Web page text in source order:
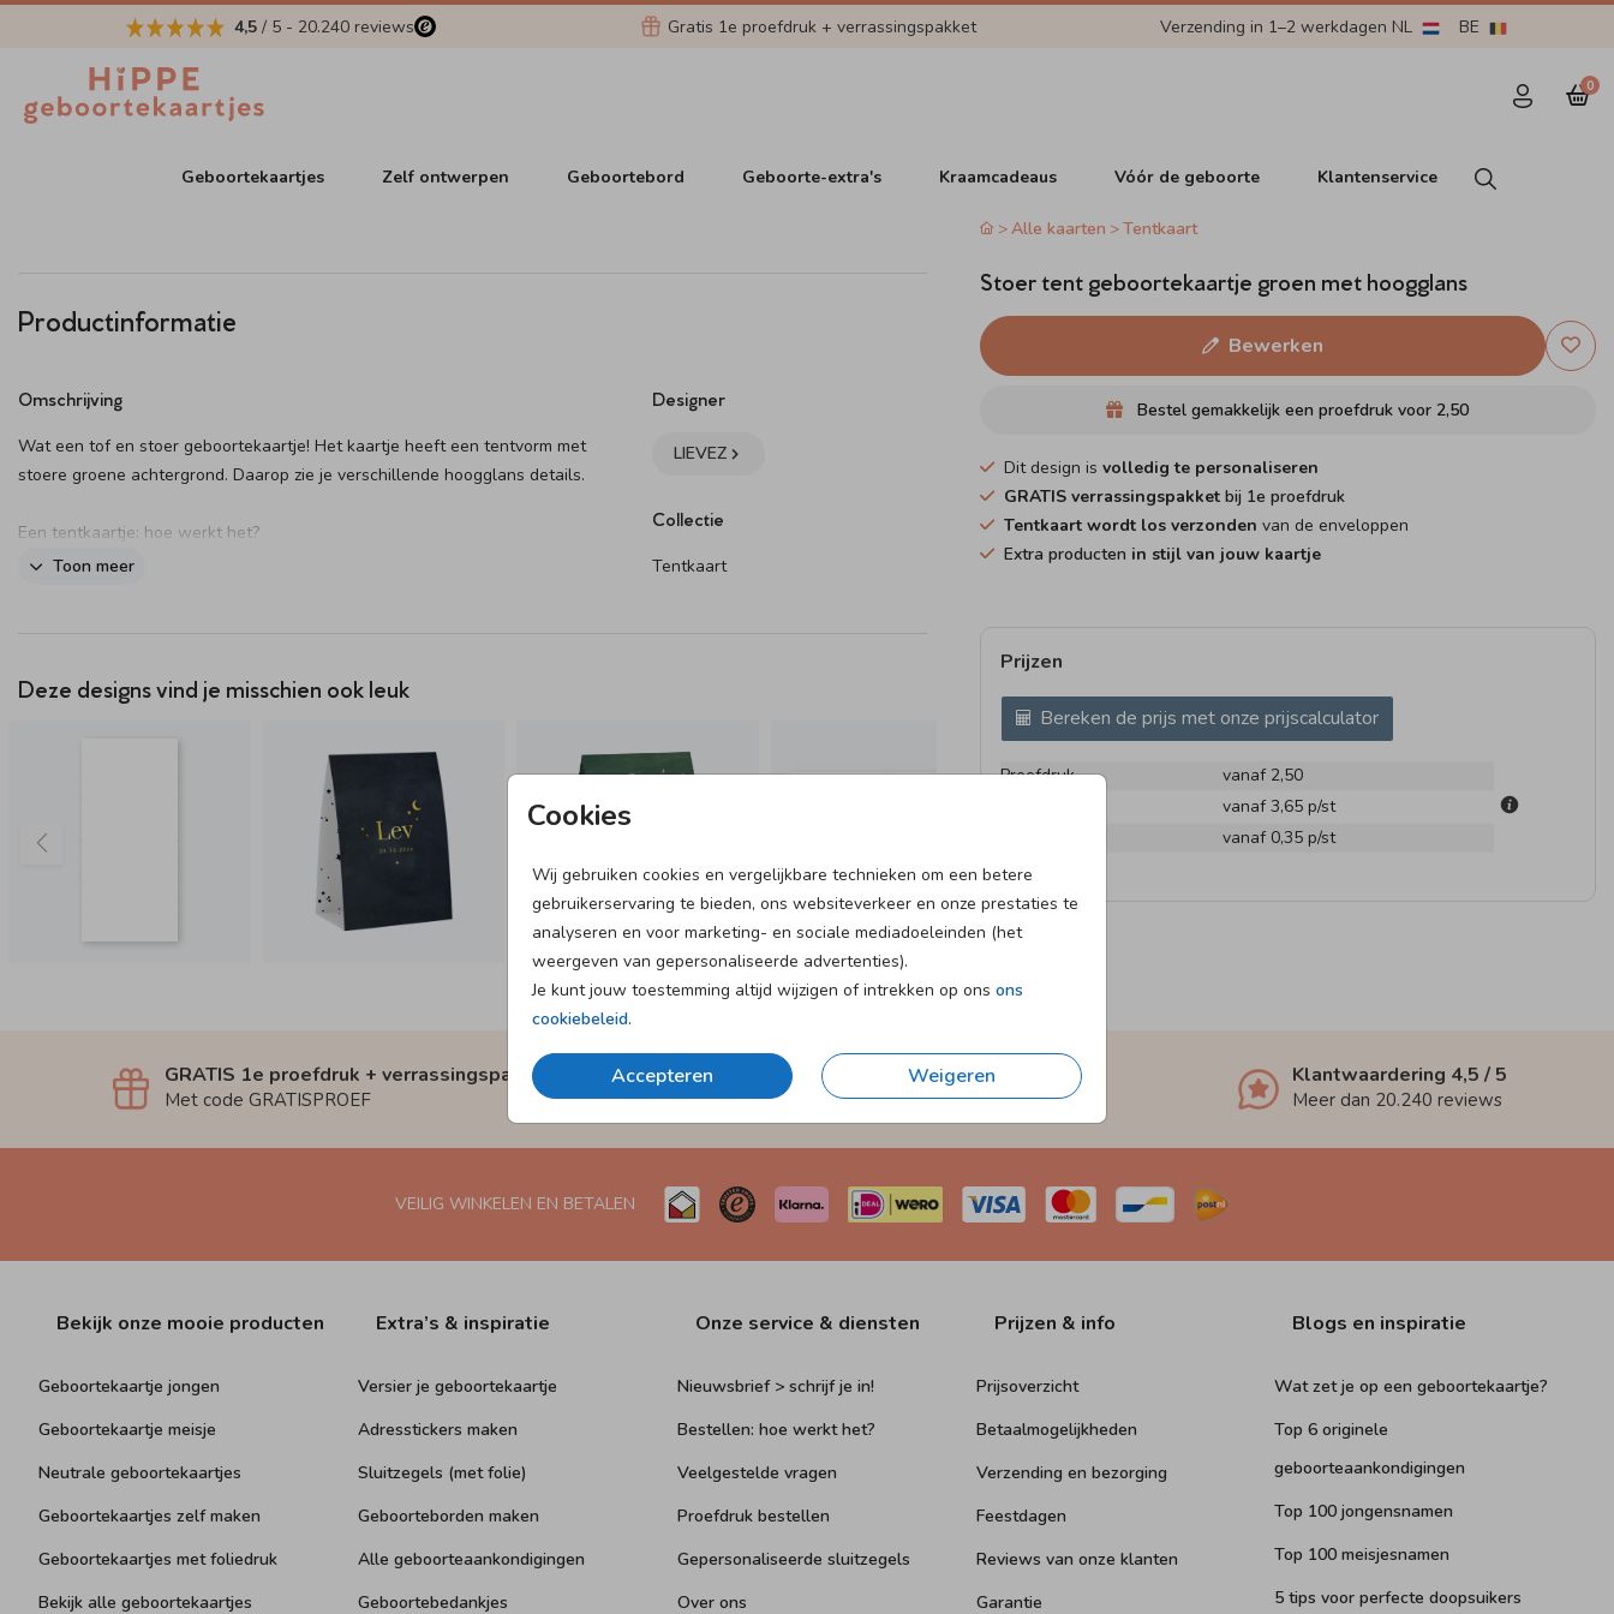
4,5 / 5 - 20.240 reviews Gratis 1e proefdruk + verrassingspakket Verzending in 1–2 werkdagen NL BE
0
Geboortekaartjes Zelf ontwerpen Geboortebord Geboorte-extra's Kraamcadeaus Vóór de geboorte Klantenservice
Cookies
Wij gebruiken cookies en vergelijkbare technieken om een betere
gebruikerservaring te bieden, ons websiteverkeer en onze prestaties te
analyseren en voor marketing- en sociale mediadoeleinden (het
weergeven van gepersonaliseerde advertenties).
Je kunt jouw toestemming altijd wijzigen of intrekken op ons ons
cookiebeleid.
Accepteren Weigeren
Productinformatie
Omschrijving
Wat een tof en stoer geboortekaartje! Het kaartje heeft een tentvorm met
stoere groene achtergrond. Daarop zie je verschillende hoogglans details.
Een tentkaartje: hoe werkt het?
• Je bewerkt de voorzijde, achterzijde, binnenzijde én onderzijde
• Kaartjes en enveloppen worden apart van elkaar verzonden, zowel bij de
proefdruk als eindbestelling.
Toon meer
Designer
LIEVEZ
Collectie
Tentkaart
Deze designs vind je misschien ook leuk
SLABBETJE SNOEPZAKJE
Alle kaarten Tentkaart
Stoer tent geboortekaartje groen met hoogglans
Bewerken
Bestel gemakkelijk een proefdruk voor 2,50
Dit design is volledig te personaliseren
GRATIS verrassingspakketbij 1e proefdruk
Tentkaart wordt los verzonden van de enveloppen
Extra producten in stijl van jouw kaartje
Prijzen
Bereken de prijs met onze prijscalculator
Proefdruk
vanaf 2,50
vanaf 3,65 p/st
vanaf 0,35 p/st
GRATIS 1e proefdruk + verrassingspakket
Met code GRATISPROEF
Verzending in 1-2 werkdagen
Naar Nederland én België
Klantwaardering 4,5 / 5
Meer dan 20.240 reviews
VEILIG WINKELEN EN BETALEN
Bekijk onze mooie producten
Geboortekaartje jongen
Geboortekaartje meisje
Neutrale geboortekaartjes
Geboortekaartjes zelf maken
Geboortekaartjes met foliedruk
Bekijk alle geboortekaartjes
Extra’s & inspiratie
Versier je geboortekaartje
Adresstickers maken
Sluitzegels (met folie)
Geboorteborden maken
Alle geboorteaankondigingen
Geboortebedankjes
Onze service & diensten
Nieuwsbrief > schrijf je in!
Bestellen: hoe werkt het?
Veelgestelde vragen
Proefdruk bestellen
Gepersonaliseerde sluitzegels
Over ons
Prijzen & info
Prijsoverzicht
Betaalmogelijkheden
Verzending en bezorging
Feestdagen
Reviews van onze klanten
Garantie
Blogs en inspiratie
Wat zet je op een geboortekaartje?
Top 6 originele
geboorteaankondigingen
Top 100 jongensnamen
Top 100 meisjesnamen
5 tips voor perfecte doopsuikers